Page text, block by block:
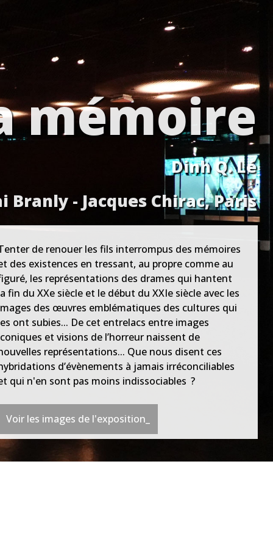
mémoire
Dinh Q. Lé
Branly - Jacques Chirac, Paris
de renouer les fils interrompus des mémoires
des existences en tressant, au propre comme au
les représentations des drames qui hantent
fin du XXe siècle et le début du XXIe siècle avec les
des œuvres emblématiques des cultures qui
ont subies... De cet entrelacs entre images
et visions de l’horreur naissent de
représentations... Que nous disent ces
d’évènements à jamais irréconciliables
qui n'en sont pas moins indissociables ?
Voir les images de l'exposition_